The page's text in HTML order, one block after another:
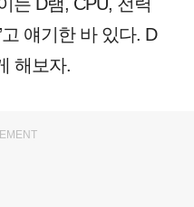
는 D램, CPU, 전력
얘기한 바 있다. D
해보자.